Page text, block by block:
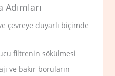
çevreye duyarlı biçimde
filtrenin sökülmesi
ve bakır boruların